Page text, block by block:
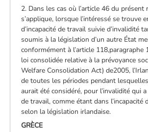
2. Dans les cas où l’article 46 du présent
s’applique, lorsque l’intéressé se trouve
d’incapacité de travail suivie d’invalidité
soumis à la législation d’un autre État
conformément à l’article 118,paragraphe
loi consolidée relative à la prévoyance
Welfare Consolidation Act) de2005,
de toutes les périodes pendant
aurait été considéré, pour l’invalidité qui a
de travail, comme étant dans l’incapacité
selon la législation irlandaise.
GRÈCE